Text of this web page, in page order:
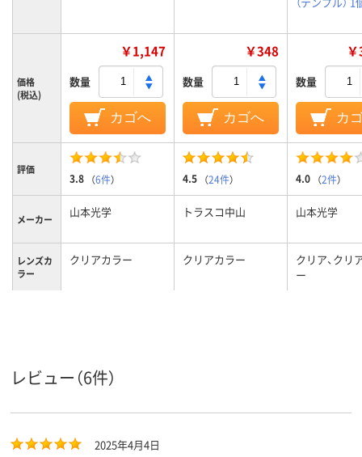
価格
(税込)
￥1,147
数量
カゴへ
￥348
数量
カゴへ
数量
カ
評価
3.8 （6件） 4.5 （24件） 4.0 （2件）
メーカー 山本光学 トラスコ中山 山本光学
レンズカ
ラー
クリアカラー クリアカラー
クリア、クリ
ー
レビュー（6件）
2025年4月4日